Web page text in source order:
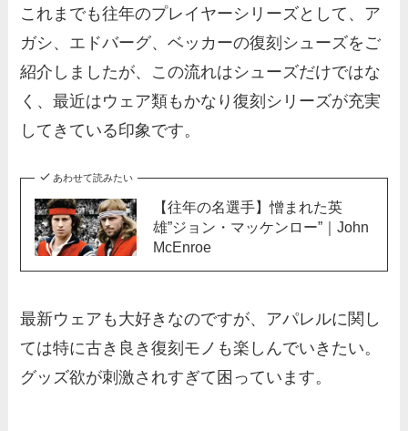
これまでも往年のプレイヤーシリーズとして、ア
ガシ、エドバーグ、ベッカーの復刻シューズをご
紹介しましたが、この流れはシューズだけではな
く、最近はウェア類もかなり復刻シリーズが充実
してきている印象です。
あわせて読みたい
【往年の名選手】憎まれた英
雄”ジョン・マッケンロー”｜John
McEnroe
最新ウェアも大好きなのですが、アパレルに関し
ては特に古き良き復刻モノも楽しんでいきたい。
グッズ欲が刺激されすぎて困っています。